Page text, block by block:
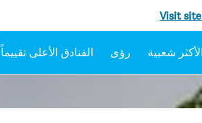
Visit
رؤى الفنادق الأعلى تقييماً